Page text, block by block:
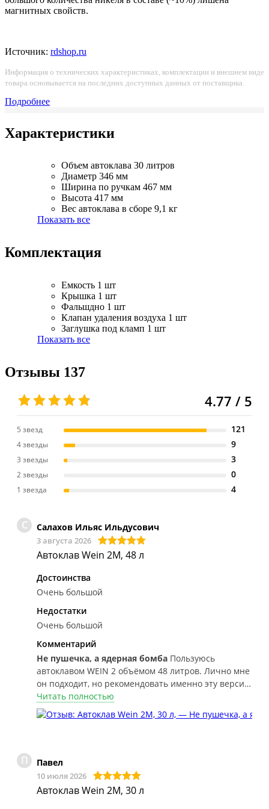
магнитных свойств.
Источник: rdshop.ru
Информация о технических характеристиках, комплектации и внешнем виде
товара основывается на последних доступных данных от поставщика.
Подробнее
Характеристики
Объем автоклава 30 литров
Диаметр 346 мм
Ширина по ручкам 467 мм
Высота 417 мм
Вес автоклава в сборе 9,1 кг
Показать все
Комплектация
Емкость 1 шт
Крышка 1 шт
Фальшдно 1 шт
Клапан удаления воздуха 1 шт
Заглушка под кламп 1 шт
Показать все
Отзывы 137
4.77 / 5
5 звезд 121
4 звезды 9
3 звезды 3
2 звезды 0
1 звезда 4
С Салахов Ильяс Ильдусович
3 августа 2026
Автоклав Wein 2M, 48 л
Достоинства
Очень большой
Недостатки
Очень большой
Комментарий
Не пушечка, а ядерная бомба Пользуюсь
автоклавом WEIN 2 объёмом 48 литров. Лично мне
он подходит, но рекомендовать именно эту версию
большинству людей я бы не стал. Блок на 3 кВт
действительно быстрее нагревает автоклав
примерно до 100 °C, однако после этого
примерно одинаково медленно. Получается, что
повышенная нагрузка на сеть сохраняется лишь
первые 30–40 минут, а общее время цикла
сокращается не настолько сильно, как можно
Читать полностью
П Павел
10 июля 2026
Автоклав Wein 2M, 30 л